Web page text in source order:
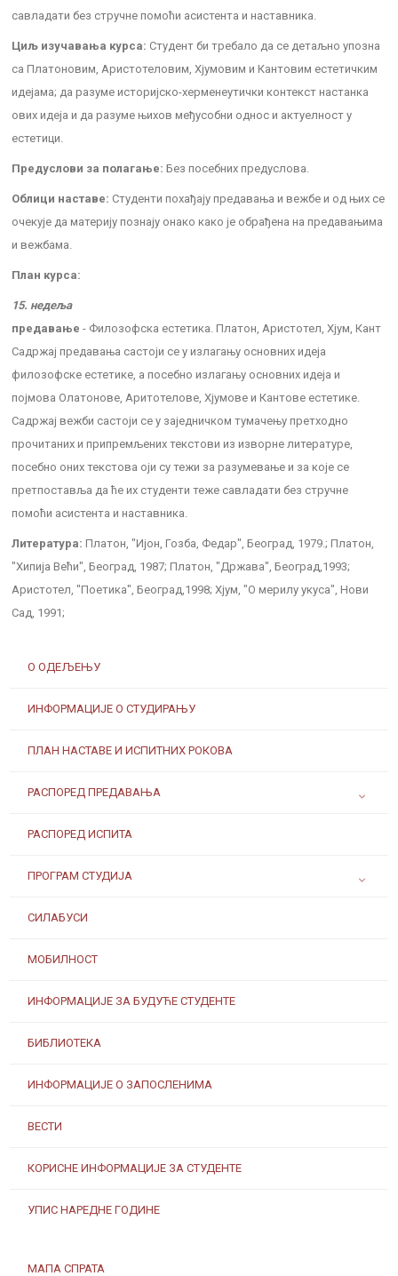
О ОДЕЉЕЊУ
ИНФОРМАЦИЈЕ О СТУДИРАЊУ
ПЛАН НАСТАВЕ И ИСПИТНИХ РОКОВА
РАСПОРЕД ПРЕДАВАЊА
РАСПОРЕД ИСПИТА
ПРОГРАМ СТУДИЈА
СИЛАБУСИ
МОБИЛНОСТ
ИНФОРМАЦИЈЕ ЗА БУДУЋЕ СТУДЕНТЕ
БИБЛИОТЕКА
ИНФОРМАЦИЈЕ О ЗАПОСЛЕНИМА
ВЕСТИ
КОРИСНЕ ИНФОРМАЦИЈЕ ЗА СТУДЕНТЕ
УПИС НАРЕДНЕ ГОДИНЕ
МАПА СПРАТА
савладати без стручне помоћи асистента и наставника.
Циљ изучавања курса: Студент би требало да се детаљно упозна
са Платоновим, Аристотеловим, Хјумовим и Кантовим естетичким
идејама; да разуме историјско-херменеутички контекст настанка
ових идеја и да разуме њихов међусобни однос и актуелност у
естетици.
Предуслови за полагање: Без посебних предуслова.
Облици наставе: Студенти похађају предавања и вежбе и од њих се
очекује да материју познају онако како је обрађена на предавањима
и вежбама.
План курса:
15. недеља
предавање - Филозофска естетика. Платон, Аристотел, Хјум, Кант
Садржај предавања састоји се у излагању основних идеја
филозофске естетике, а посебно излагању основних идеја и
појмова Олатонове, Аритотелове, Хјумове и Кантове естетике.
Садржај вежби састоји се у заједничком тумачењу претходно
прочитаних и припремљених текстови из изворне литературе,
посебно оних текстова оји су тежи за разумевање и за које се
претпоставља да ће их студенти теже савладати без стручне
помоћи асистента и наставника.
Литература: Платон, "Ијон, Гозба, Федар", Београд, 1979.; Платон,
"Хипија Већи", Београд, 1987; Платон, "Држава", Београд,1993;
Аристотел, "Поетика", Београд,1998; Хјум, "О мерилу укуса", Нови
Сад, 1991;